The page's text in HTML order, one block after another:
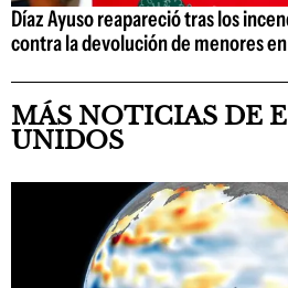
Díaz Ayuso reapareció tras los
contra la devolución de menores
MÁS NOTICIAS DE
UNIDOS